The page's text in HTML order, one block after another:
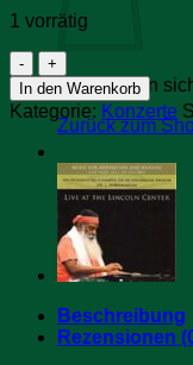
Es befinden
Zurück zum
1 vorrätig
Live
in
Hawaii
Menge
In den Warenkorb
Kategorie: Konzerte
Beschreibung
Rezensionen